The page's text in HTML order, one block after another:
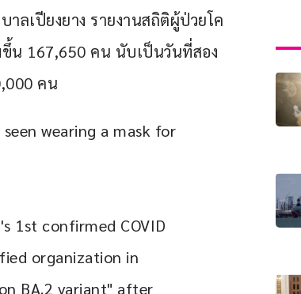
าลเปียงยาง รายงานสถิติผู้ป่วยโค
น 167,650 คน นับเป็นวันที่สอง
คน
wearing a mask for
1st confirmed COVID
organization in
BA.2 variant" after